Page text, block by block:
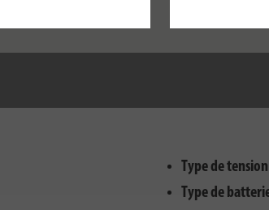
Accepter tout
Type de
Type de